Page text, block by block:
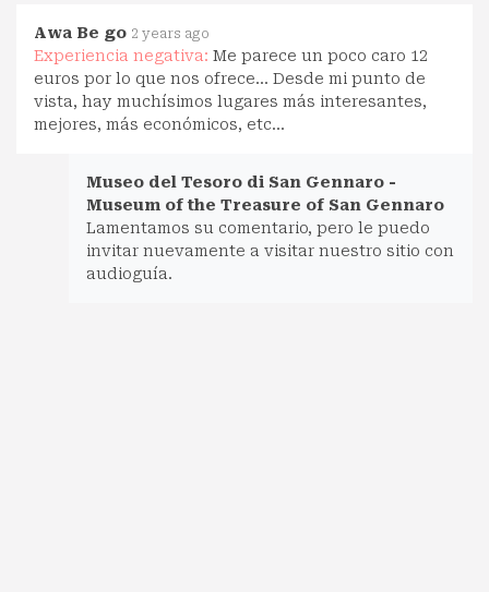
Awa Be go 2 years ago
Experiencia negativa: Me parece un poco caro 12
euros por lo que nos ofrece... Desde mi punto de
vista, hay muchísimos lugares más interesantes,
mejores, más económicos, etc...
Museo del Tesoro di San Gennaro -
Museum of the Treasure of San Gennaro
Lamentamos su comentario, pero le puedo
invitar nuevamente a visitar nuestro sitio con
audioguía.